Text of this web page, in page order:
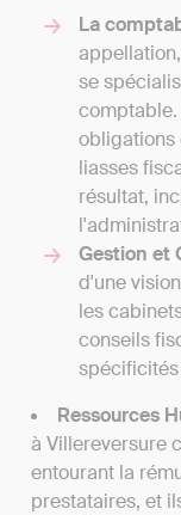
La
se
obligations
liasses
résultat,
Gestion et
d'une
les
conseils
Ressources
à Villereversure
entourant la
prestataires, et